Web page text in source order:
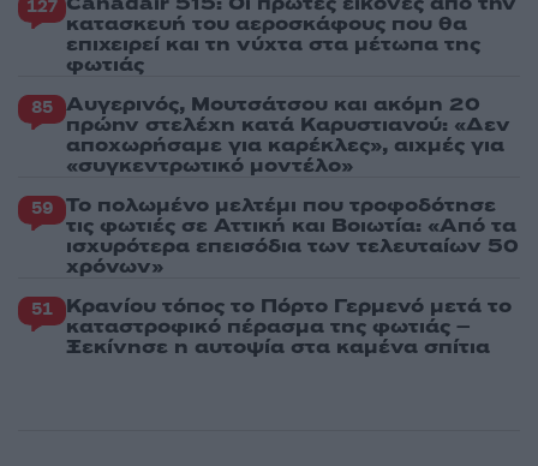
127
κατασκευή του αεροσκάφους που θα
επιχειρεί και τη νύχτα στα μέτωπα της
φωτιάς
85 Αυγερινός, Μουτσάτσου και ακόμη 20
πρώην στελέχη κατά Καρυστιανού: «Δεν
αποχωρήσαμε για καρέκλες», αιχμές για
«συγκεντρωτικό μοντέλο»
59 Το πολωμένο μελτέμι που τροφοδότησε
τις φωτιές σε Αττική και Βοιωτία: «Από τα
ισχυρότερα επεισόδια των τελευταίων 50
χρόνων»
51 Κρανίου τόπος το Πόρτο Γερμενό μετά το
καταστροφικό πέρασμα της φωτιάς –
Ξεκίνησε η αυτοψία στα καμένα σπίτια